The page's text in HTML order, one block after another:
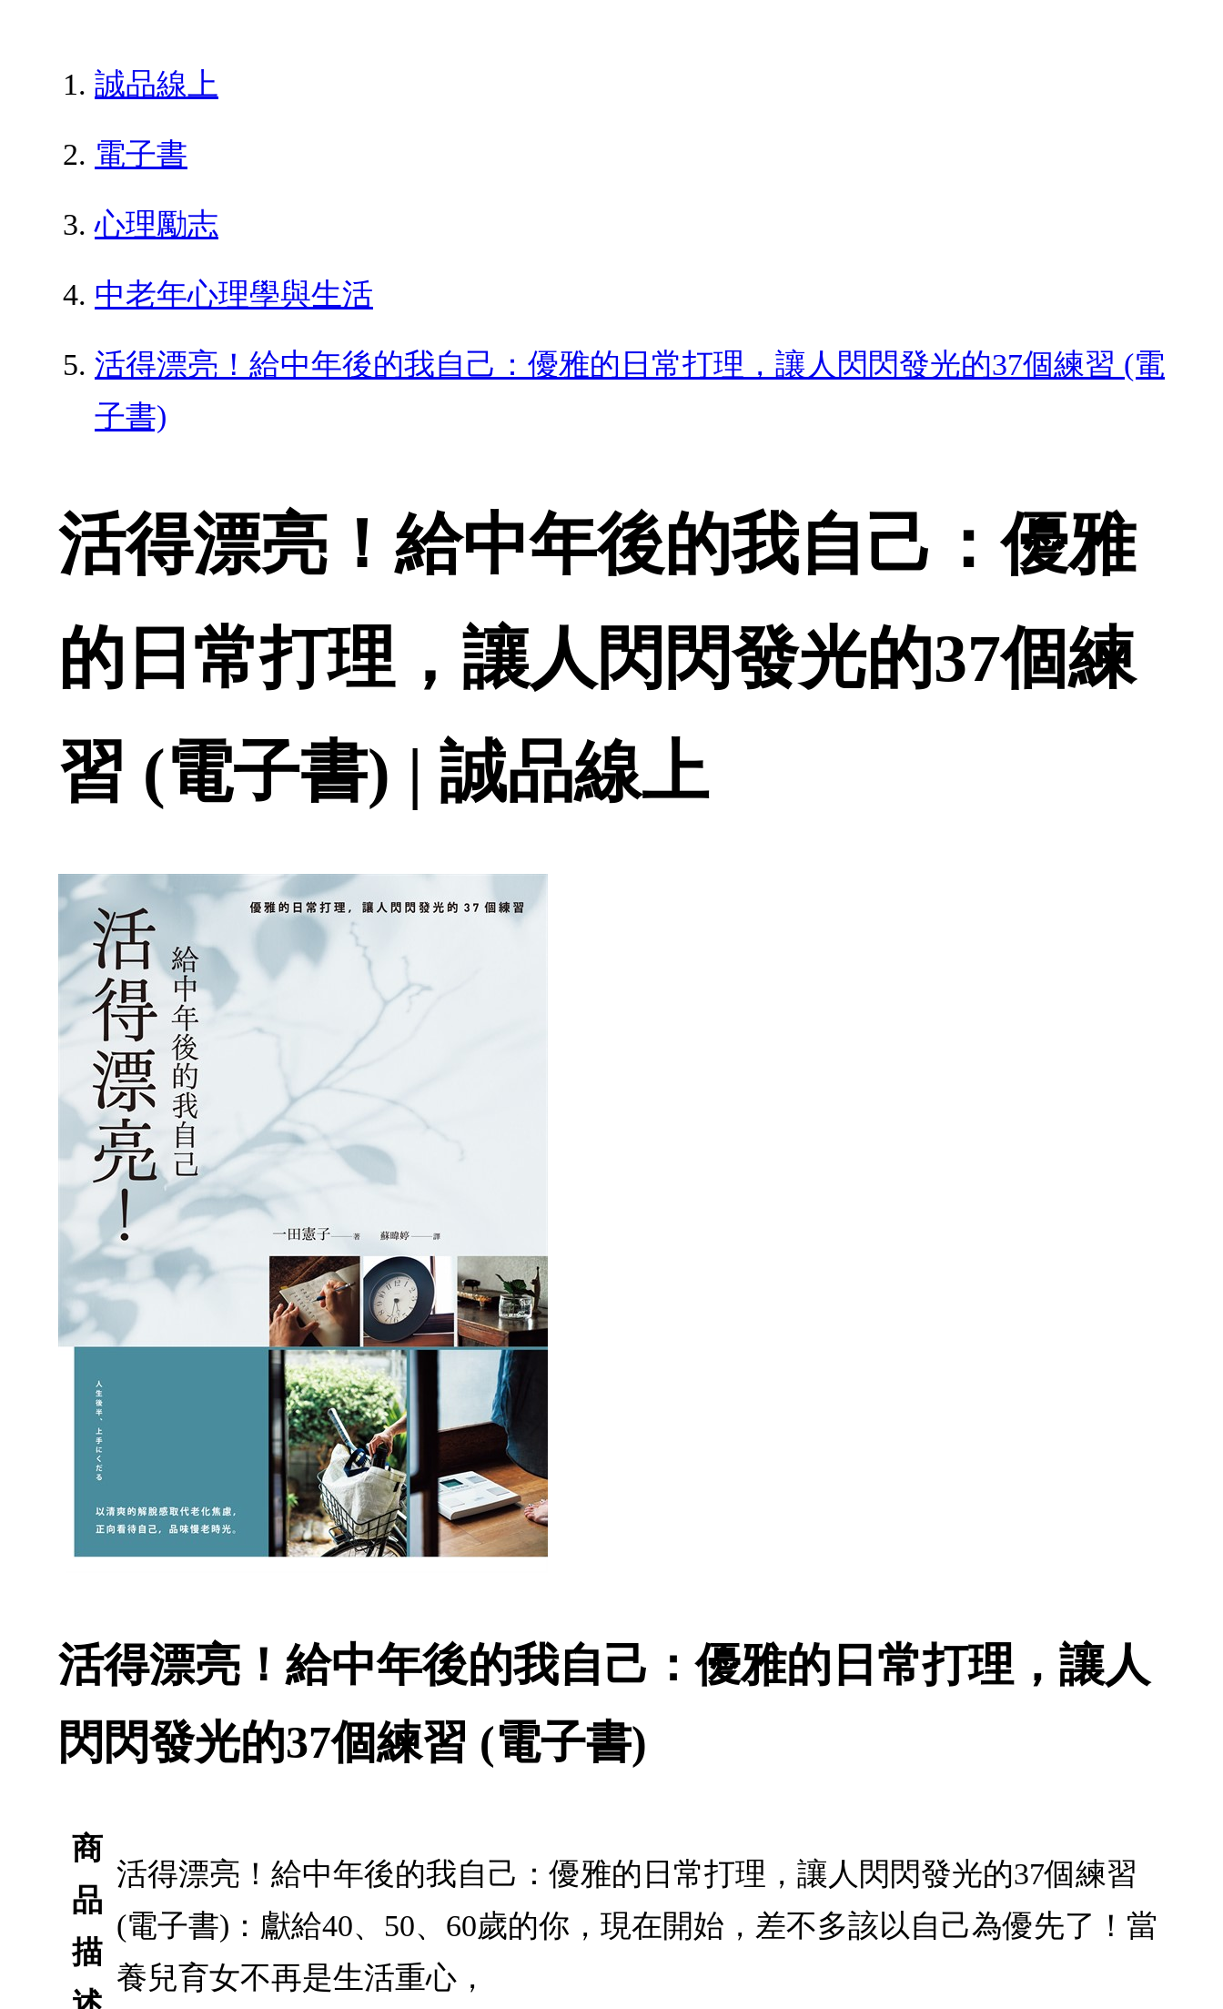
誠品線上
電子書
心理勵志
中老年心理學與生活
活得漂亮！給中年後的我自己：優雅的日常打理，讓人閃閃發光的37個練習 (電
子書)
活得漂亮！給中年後的我自己：優雅
的日常打理，讓人閃閃發光的37個練
習 (電子書) | 誠品線上
活得漂亮！給中年後的我自己：優雅的日常打理，讓人
閃閃發光的37個練習 (電子書)
商
品
描
活得漂亮！給中年後的我自己：優雅的日常打理，讓人閃閃發光的37個練習
(電子書)：獻給40、50、60歲的你，現在開始，差不多該以自己為優先了！當
養兒育女不再是生活重心，